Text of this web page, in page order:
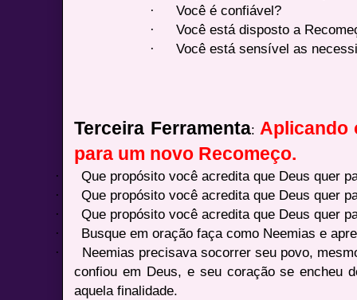
·
Você é confiável?
·
Você está disposto a
·
Você está sensível as
Terceira Ferramenta: Aplicando
para um novo Recomeço.
·
Que propósito você acredita que Deus quer
·
Que propósito você acredita que Deus quer
·
Que propósito você acredita que Deus quer
·
Busque em oração faça como Neemias e
·
Neemias precisava socorrer seu povo,
confiou em Deus, e seu coração se encheu
aquela finalidade.